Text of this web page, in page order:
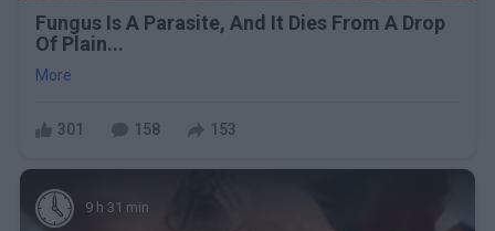
Fungus Is A Parasite, And It Dies From A Drop
Of Plain...
More
301 158 153
9 h 31 min